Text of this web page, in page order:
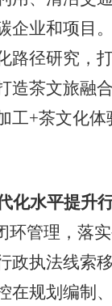
企业和项目
路径研究，
造茶文旅融
工+茶文化体
化水平提升
环管理，落
政执法线索
在规划编制